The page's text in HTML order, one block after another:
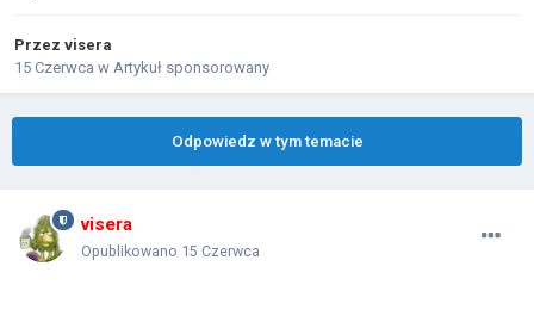
Przez visera
15 Czerwca w Artykuł sponsorowany
Odpowiedz w tym temacie
visera
Opublikowano 15 Czerwca